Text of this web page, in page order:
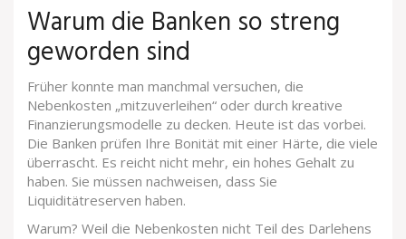
Warum die Banken so streng
geworden sind
Früher konnte man manchmal versuchen, die
Nebenkosten „mitzuverleihen“ oder durch kreative
Finanzierungsmodelle zu decken. Heute ist das vorbei.
Die Banken prüfen Ihre Bonität mit einer Härte, die viele
überrascht. Es reicht nicht mehr, ein hohes Gehalt zu
haben. Sie müssen nachweisen, dass Sie
Liquiditätreserven haben.
Warum? Weil die Nebenkosten nicht Teil des Darlehens